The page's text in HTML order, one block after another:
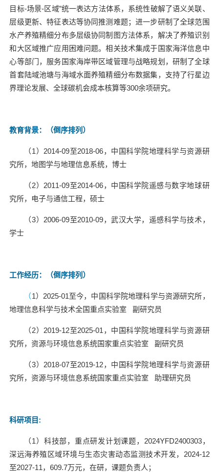
目标-场景-区域”统一表达方法体系，系统性破解了语义关联、
层级更新、特征表达等协同推测难题；进一步研制了全球范围
水产养殖精细分布多层级协同制图方法体系，解决了养殖识别
和大区域推广应用困难问题。相关技术集成于国家海洋信息中
心等部门，服务国家海岸带区域管理与战略规划，研制了全球
首套陆域池塘与海域水面养殖精细分布数据集，支持了行星边
界理论发展、全球碳机会成本核算等300余项研究。
教育背景：（倒序排列 ）
（1） 2014-09至2018-06，中国科学院地理科学与资源研
究所，地图学与地理信息系统，博士
（2） 2011-09至2014-06，中国科学院遥感与数字地球研
究所，电子与通信工程，硕士
（3） 2006-09至2010-09，武汉大学，遥感科学与技术，
学士
工作经历：（倒序排列 ）
（1） 2025-01至今，中国科学院地理科学与资源研究所，
地理信息科学与技术全国重点实验室
副研究员
（2） 2019-12至2025-01 ，中国科学院地理科学与资源研
究所，资源与环境信息系统国家重点实验室
副研究员
（3） 2018-07至2019-12，中国科学院地理科学与资源研
究所，资源与环境信息系统国家重点实验室
助理研究员
科研项目 :
（1）科技部，重点研发计划课题， 2024YFD2400303，
深远海养殖区域环境与生态灾害动态监测技术开发， 2024-12
至2027-11，609.7万元，在研，课题负责人；